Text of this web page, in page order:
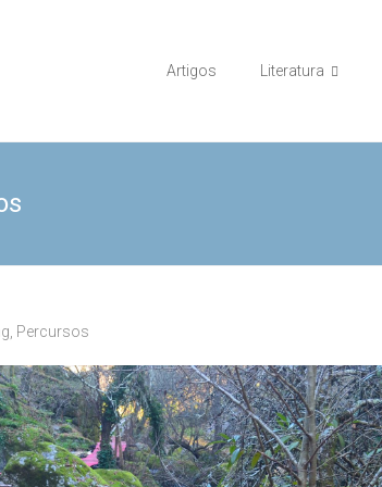
Artigos Literatura
Percursos